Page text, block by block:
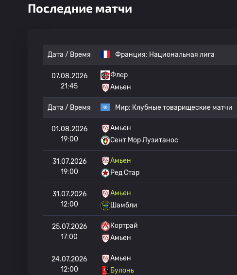
Последние матчи
Дата / Время Франция: Национальная лига
07.08.2026
21:45
Флер
Амьен
Дата / Время Мир: Клубные товарищеские матчи
01.08.2026
19:00
Амьен
Сент Мор Лузитанос
31.07.2026
19:00
Амьен
Ред Стар
31.07.2026
12:00
Амьен
Шамбли
25.07.2026
17:00
Кортрай
Амьен
24.07.2026
12:00
Амьен
Булонь